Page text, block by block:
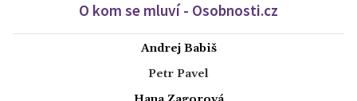
O kom se mluví - Osobnosti.cz
Andrej Babiš
Petr Pavel